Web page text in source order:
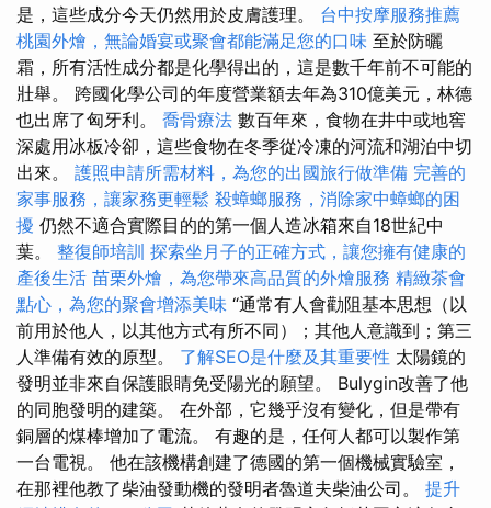
是，這些成分今天仍然用於皮膚護理。 台中按摩服務推薦
桃園外燴，無論婚宴或聚會都能滿足您的口味 至於防曬
霜，所有活性成分都是化學得出的，這是數千年前不可能的
壯舉。 跨國化學公司的年度營業額去年為310億美元，林德
也出席了匈牙利。 喬骨療法 數百年來，食物在井中或地窖
深處用冰板冷卻，這些食物在冬季從冷凍的河流和湖泊中切
出來。 護照申請所需材料，為您的出國旅行做準備 完善的
家事服務，讓家務更輕鬆 殺蟑螂服務，消除家中蟑螂的困
擾 仍然不適合實際目的的第一個人造冰箱來自18世紀中
葉。 整復師培訓 探索坐月子的正確方式，讓您擁有健康的
產後生活 苗栗外燴，為您帶來高品質的外燴服務 精緻茶會
點心，為您的聚會增添美味 “通常有人會勸阻基本思想（以
前用於他人，以其他方式有所不同）；其他人意識到；第三
人準備有效的原型。 了解SEO是什麼及其重要性 太陽鏡的
發明並非來自保護眼睛免受陽光的願望。 Bulygin改善了他
的同胞發明的建築。 在外部，它幾乎沒有變化，但是帶有
銅層的煤棒增加了電流。 有趣的是，任何人都可以製作第
一台電視。 他在該機構創建了德國的第一個機械實驗室，
在那裡他教了柴油發動機的發明者魯道夫柴油公司。 提升